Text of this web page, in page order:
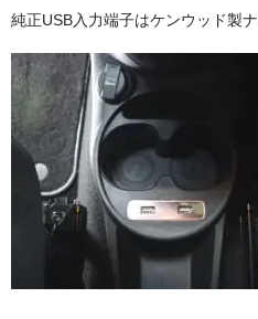
純正USB入力端子はケンウッド製